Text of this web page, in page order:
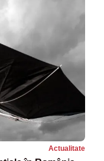
Actualitate